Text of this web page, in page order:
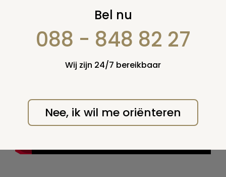
Waar kan ik hulp krijgen bij
mijn administratie?
Door: Uitvaart
Gepubliceerd: 29 juni 2012
Bel nu
088 - 848 82 27
Wij zijn 24/7 bereikbaar
Nee, ik wil me oriënteren